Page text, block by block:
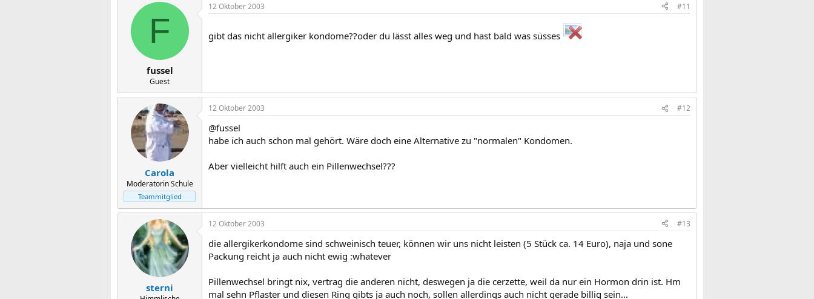
F
fussel
Guest
12 Oktober 2003 #11
gibt das nicht allergiker kondome??oder du lässt alles weg und hast bald was süsses
Carola
Moderatorin Schule
Teammitglied
12 Oktober 2003 #12
@fussel
habe ich auch schon mal gehört. Wäre doch eine Alternative zu "normalen" Kondomen.
Aber vielleicht hilft auch ein Pillenwechsel???
sterni
12 Oktober 2003 #13
die allergikerkondome sind schweinisch teuer, können wir uns nicht leisten (5 Stück ca. 14 Euro), naja und sone
Packung reicht ja auch nicht ewig :whatever
Pillenwechsel bringt nix, vertrag die anderen nicht, deswegen ja die cerzette, weil da nur ein Hormon drin ist. Hm
mal sehn Pflaster und diesen Ring gibts ja auch noch, sollen allerdings auch nicht gerade billig sein...